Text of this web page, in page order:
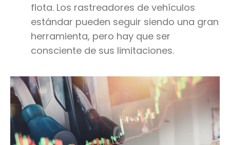
flota. Los rastreadores de vehículos
estándar pueden seguir siendo una gran
herramienta, pero hay que ser
consciente de sus limitaciones.